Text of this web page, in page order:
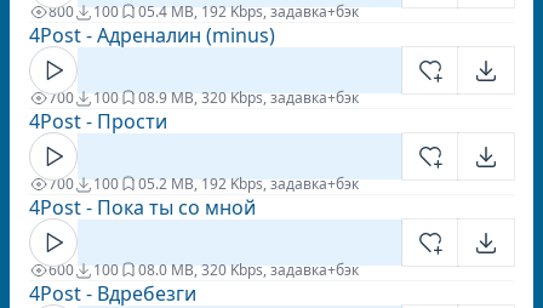
800 100 05.4 MB, 192 Kbps, задавка+бэк
4Post - Адреналин (minus)
700 100 08.9 MB, 320 Kbps, задавка+бэк
4Post - Прости
700 100 05.2 MB, 192 Kbps, задавка+бэк
4Post - Пока ты со мной
600 100 08.0 MB, 320 Kbps, задавка+бэк
4Post - Вдребезги